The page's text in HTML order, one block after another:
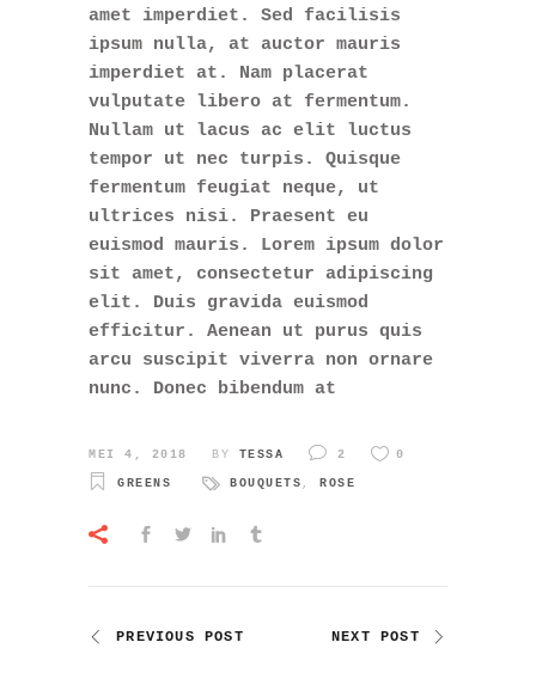
amet imperdiet. Sed facilisis
ipsum nulla, at auctor mauris
imperdiet at. Nam placerat
vulputate libero at fermentum.
Nullam ut lacus ac elit luctus
tempor ut nec turpis. Quisque
fermentum feugiat neque, ut
ultrices nisi. Praesent eu
euismod mauris. Lorem ipsum dolor
sit amet, consectetur adipiscing
elit. Duis gravida euismod
efficitur. Aenean ut purus quis
arcu suscipit viverra non ornare
nunc. Donec bibendum at
MEI 4, 2018 BY TESSA 2 0
GREENS BOUQUETS, ROSE
PREVIOUS POST NEXT POST